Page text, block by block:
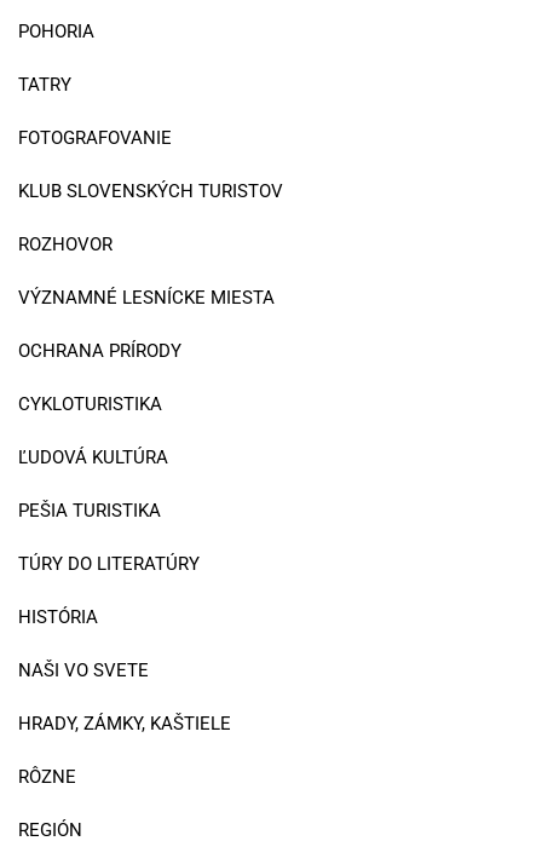
POHORIA
TATRY
FOTOGRAFOVANIE
KLUB SLOVENSKÝCH TURISTOV
ROZHOVOR
VÝZNAMNÉ LESNÍCKE MIESTA
OCHRANA PRÍRODY
CYKLOTURISTIKA
ĽUDOVÁ KULTÚRA
PEŠIA TURISTIKA
TÚRY DO LITERATÚRY
HISTÓRIA
NAŠI VO SVETE
HRADY, ZÁMKY, KAŠTIELE
RÔZNE
REGIÓN